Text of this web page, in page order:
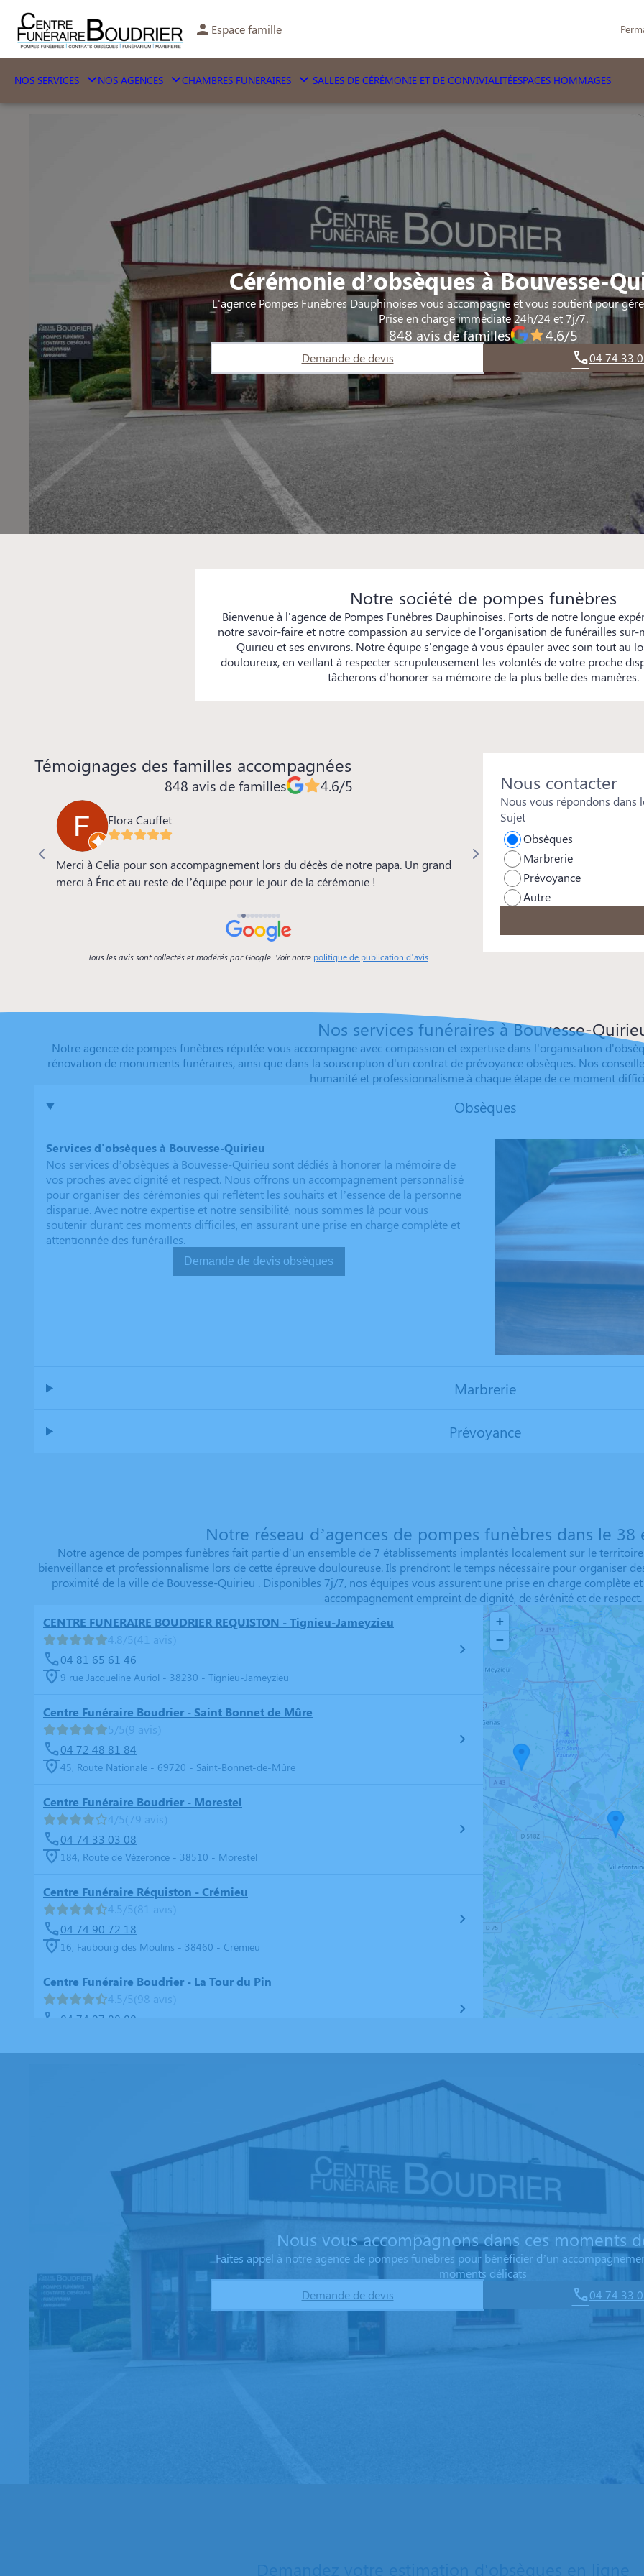
Espace famille
NOS SERVICES NOS AGENCES CHAMBRES FUNERAIRES SALLES DE CÉRÉMONIE ET DE CONVIVIALITÉESPACES HOMMAGES
Cérémonie d’obsèques à Bouvesse-
L'agence Pompes Funèbres Dauphinoises vous accompagne et vous soutient pour
Prise en charge immédiate 24h/24 et 7j/7.
848 avis de familles 4.6/5
Demande de devis 04 74 33
Notre société de pompes funèbres
Bienvenue à l'agence de Pompes Funèbres Dauphinoises. Forts de notre longue
notre savoir-faire et notre compassion au service de l'organisation de funérailles sur-
Quirieu et ses environs. Notre équipe s'engage à vous épauler avec soin tout au
douloureux, en veillant à respecter scrupuleusement les volontés de votre proche
tâcherons d'honorer sa mémoire de la plus belle des manières.
Témoignages des familles accompagnées
848 avis de familles 4.6/5
Flora Cauffet
Merci à Celia pour son accompagnement lors du décès de notre papa. Un grand
merci à Éric et au reste de l’équipe pour le jour de la cérémonie !
Isabelle REYMOND
Merci à toute l'équipe pour votre
beaucoup à Mickaël pour les
particulière aussi à Frédéric
remarquée par tous et pour sa
professionnalisme.
Tous les avis sont collectés et modérés par Google. Voir notre politique de publication d’avis.
Nous contacter
Nous vous répondons dans
Sujet
Obsèques
Marbrerie
Prévoyance
Autre
Nos services funéraires à Bouvesse-
Notre agence de pompes funèbres réputée vous accompagne avec compassion et expertise dans l'organisation
rénovation de monuments funéraires, ainsi que dans la souscription d'un contrat de prévoyance obsèques. Nos
humanité et professionnalisme à chaque étape de ce moment
Obsèques
Services d'obsèques à Bouvesse-Quirieu
Nos services d’obsèques à Bouvesse-Quirieu sont dédiés à honorer la mémoire de
vos proches avec dignité et respect. Nous offrons un accompagnement personnalisé
pour organiser des cérémonies qui reflètent les souhaits et l’essence de la personne
disparue. Avec notre expertise et notre sensibilité, nous sommes là pour vous
soutenir durant ces moments difficiles, en assurant une prise en charge complète et
attentionnée des funérailles.
Demande de devis obsèques
Marbrerie
Prévoyance
Notre réseau d’agences de pompes funèbres dans le 38
Notre agence de pompes funèbres fait partie d'un ensemble de 7 établissements implantés localement sur le
bienveillance et professionnalisme lors de cette épreuve douloureuse. Ils prendront le temps nécessaire pour organiser
proximité de la ville de Bouvesse-Quirieu . Disponibles 7j/7, nos équipes vous assurent une prise en charge complète
accompagnement empreint de dignité, de sérénité et de respect.
CENTRE FUNERAIRE BOUDRIER REQUISTON - Tignieu-Jameyzieu
4.8/5(41 avis)
04 81 65 61 46
9 rue Jacqueline Auriol - 38230 - Tignieu-Jameyzieu
Centre Funéraire Boudrier - Saint Bonnet de Mûre
5/5(9 avis)
04 72 48 81 84
45, Route Nationale - 69720 - Saint-Bonnet-de-Mûre
Centre Funéraire Boudrier - Morestel
4/5(79 avis)
04 74 33 03 08
184, Route de Vézeronce - 38510 - Morestel
Centre Funéraire Réquiston - Crémieu
4.5/5(81 avis)
04 74 90 72 18
16, Faubourg des Moulins - 38460 - Crémieu
Centre Funéraire Boudrier - La Tour du Pin
4.5/5(98 avis)
04 74 97 80 80
695, Rue de la République - 38290 - La Verpillière
Centre Funéraire Boudrier - Bourgoin-Jallieu
4.6/5(442 avis)
04 74 28 22 44
31, Rue Lavoisier - 38300 - Bourgoin-Jallieu
+
−
Nous vous accompagnons dans ces moments
Faites appel à notre agence de pompes funèbres pour bénéficier d’un
moments délicats
Demande de devis
04 74 33